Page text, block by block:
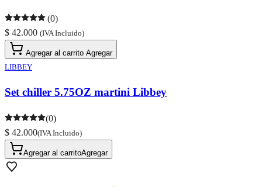
(0)
$ 42.000 (IVA Incluido)
Agregar al carrito Agregar
LIBBEY
Set chiller 5.75OZ martini Libbey
(0)
$ 42.000(IVA Incluido)
Agregar al carritoAgregar